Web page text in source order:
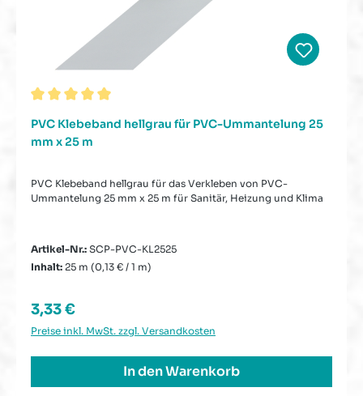
PVC Klebeband hellgrau für PVC-Ummantelung 25
mm x 25 m
PVC Klebeband hellgrau für das Verkleben von PVC-
Ummantelung 25 mm x 25 m für Sanitär, Heizung und Klima
Artikel-Nr.: SCP-PVC-KL2525
Inhalt: 25 m (0,13 € / 1 m)
Regulärer Preis:
3,33 €
Preise inkl. MwSt. zzgl. Versandkosten
In den Warenkorb